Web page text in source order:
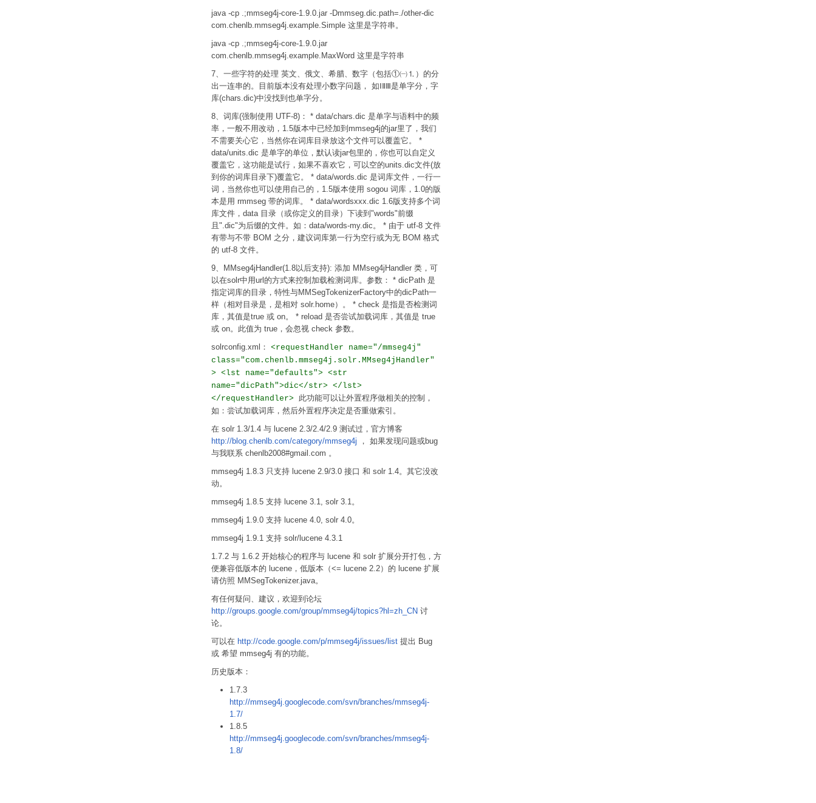
java -cp .;mmseg4j-core-1.9.0.jar -Dmmseg.dic.path=./other-dic
com.chenlb.mmseg4j.example.Simple 这里是字符串。
java -cp .;mmseg4j-core-1.9.0.jar
com.chenlb.mmseg4j.example.MaxWord 这里是字符串
7、一些字符的处理 英文、俄文、希腊、数字（包括①㈠⒈）的分
出一连串的。目前版本没有处理小数字问题， 如ⅠⅡⅢ是单字分，字
库(chars.dic)中没找到也单字分。
8、词库(强制使用 UTF-8)： * data/chars.dic 是单字与语料中的频
率，一般不用改动，1.5版本中已经加到mmseg4j的jar里了，我们
不需要关心它，当然你在词库目录放这个文件可以覆盖它。 *
data/units.dic 是单字的单位，默认读jar包里的，你也可以自定义
覆盖它，这功能是试行，如果不喜欢它，可以空的units.dic文件(放
到你的词库目录下)覆盖它。 * data/words.dic 是词库文件，一行一
词，当然你也可以使用自己的，1.5版本使用 sogou 词库，1.0的版
本是用 rmmseg 带的词库。 * data/wordsxxx.dic 1.6版支持多个词
库文件，data 目录（或你定义的目录）下读到"words"前缀
且".dic"为后缀的文件。如：data/words-my.dic。 * 由于 utf-8 文件
有带与不带 BOM 之分，建议词库第一行为空行或为无 BOM 格式
的 utf-8 文件。
9、MMseg4jHandler(1.8以后支持): 添加 MMseg4jHandler 类，可
以在solr中用url的方式来控制加载检测词库。参数： * dicPath 是
指定词库的目录，特性与MMSegTokenizerFactory中的dicPath一
样（相对目录是，是相对 solr.home）。 * check 是指是否检测词
库，其值是true 或 on。 * reload 是否尝试加载词库，其值是 true
或 on。此值为 true，会忽视 check 参数。
solrconfig.xml：<requestHandler name="/mmseg4j"
class="com.chenlb.mmseg4j.solr.MMseg4jHandler"
> <lst name="defaults"> <str
name="dicPath">dic</str> </lst>
</requestHandler>此功能可以让外置程序做相关的控制，
如：尝试加载词库，然后外置程序决定是否重做索引。
在 solr 1.3/1.4 与 lucene 2.3/2.4/2.9 测试过，官方博客
http://blog.chenlb.com/category/mmseg4j ， 如果发现问题或bug
与我联系 chenlb2008#gmail.com 。
mmseg4j 1.8.3 只支持 lucene 2.9/3.0 接口 和 solr 1.4。其它没改
动。
mmseg4j 1.8.5 支持 lucene 3.1, solr 3.1。
mmseg4j 1.9.0 支持 lucene 4.0, solr 4.0。
mmseg4j 1.9.1 支持 solr/lucene 4.3.1
1.7.2 与 1.6.2 开始核心的程序与 lucene 和 solr 扩展分开打包，方
便兼容低版本的 lucene，低版本（<= lucene 2.2）的 lucene 扩展
请仿照 MMSegTokenizer.java。
有任何疑问、建议，欢迎到论坛
http://groups.google.com/group/mmseg4j/topics?hl=zh_CN 讨
论。
可以在 http://code.google.com/p/mmseg4j/issues/list 提出 Bug
或 希望 mmseg4j 有的功能。
历史版本：
1.7.3
http://mmseg4j.googlecode.com/svn/branches/mmseg4j-
1.7/
1.8.5
http://mmseg4j.googlecode.com/svn/branches/mmseg4j-
1.8/